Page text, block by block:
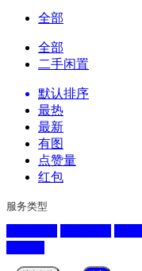
全部
全部
二手闲置
默认排序
最热
最新
有图
点赞量
红包
服务类型